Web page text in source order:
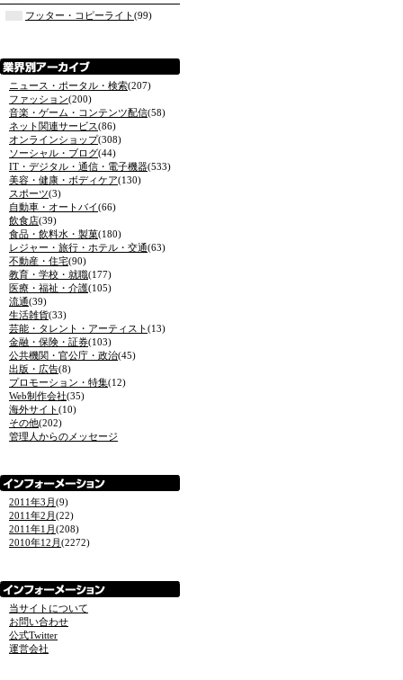
フッター・コピーライト(99)
ニュース・ポータル・検索(207)
ファッション(200)
音楽・ゲーム・コンテンツ配信(58)
ネット関連サービス(86)
オンラインショップ(308)
ソーシャル・ブログ(44)
IT・デジタル・通信・電子機器(533)
美容・健康・ボディケア(130)
スポーツ(3)
自動車・オートバイ(66)
飲食店(39)
食品・飲料水・製菓(180)
レジャー・旅行・ホテル・交通(63)
不動産・住宅(90)
教育・学校・就職(177)
医療・福祉・介護(105)
流通(39)
生活雑貨(33)
芸能・タレント・アーティスト(13)
金融・保険・証券(103)
公共機関・官公庁・政治(45)
出版・広告(8)
プロモーション・特集(12)
Web制作会社(35)
海外サイト(10)
その他(202)
管理人からのメッセージ
2011年3月(9)
2011年2月(22)
2011年1月(208)
2010年12月(2272)
当サイトについて
お問い合わせ
公式Twitter
運営会社